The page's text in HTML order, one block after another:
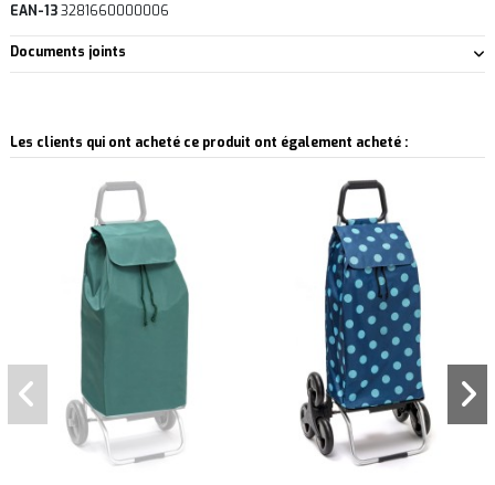
EAN-133281660000006
Documents joints
Les clients qui ont acheté ce produit ont également acheté :